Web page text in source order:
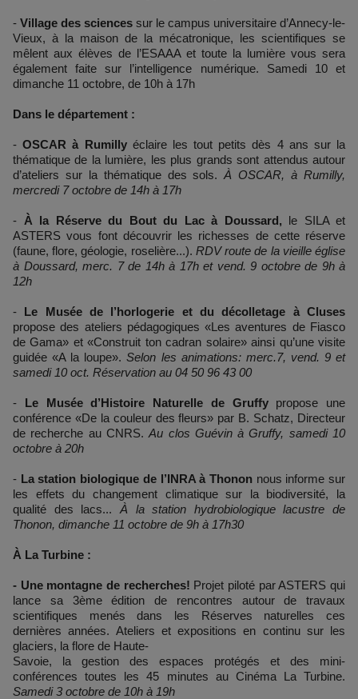
- Village des sciences sur le campus universitaire d’Annecy-le-
Vieux, à la maison de la mécatronique, les scientifiques se
mêlent aux élèves de l’ESAAA et toute la lumière vous sera
également faite sur l’intelligence numérique. Samedi 10 et
dimanche 11 octobre, de 10h à 17h
Dans le département :
-OSCAR à Rumillyéclaire les tout petits dès 4 ans sur la
thématique de la lumière, les plus grands sont attendus autour
d’ateliers sur la thématique des sols.À OSCAR, à Rumilly,
mercredi 7 octobre de 14h à 17h
- À la Réserve du Bout du Lac à Doussard, le SILA et
ASTERS vous font découvrir les richesses de cette réserve
(faune, flore, géologie, roselière...). RDV route de la vieille église
à Doussard, merc. 7 de 14h à 17h et vend. 9 octobre de 9h à
12h
- Le Musée de l’horlogerie et du décolletage à Cluses
propose des ateliers pédagogiques «Les aventures de Fiasco
de Gama» et «Construit ton cadran solaire» ainsi qu’une visite
guidée «A la loupe».Selon les animations: merc.7, vend. 9 et
samedi 10 oct. Réservation au 04 50 96 43 00
- Le Musée d’Histoire Naturelle de Gruffypropose une
conférence «De la couleur des fleurs» par B. Schatz, Directeur
de recherche au CNRS.Au clos Guévin à Gruffy, samedi 10
octobre à 20h
- La station biologique de l’INRA à Thonon nous informe sur
les effets du changement climatique sur la biodiversité, la
qualité des lacs... À la station hydrobiologique lacustre de
Thonon, dimanche 11 octobre de 9h à 17h30
À La Turbine :
- Une montagne de recherches! Projet piloté par ASTERS qui
lance sa 3ème édition de rencontres autour de travaux
scientifiques menés dans les Réserves naturelles ces
dernières années. Ateliers et expositions en continu sur les
glaciers, la flore de Haute-
Savoie, la gestion des espaces protégés et des mini-
conférences toutes les 45 minutes au Cinéma La Turbine.
Samedi 3 octobre de 10h à 19h